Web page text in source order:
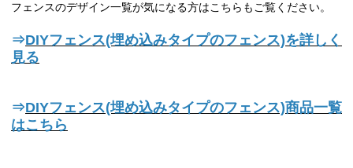
フェンスのデザイン一覧が気になる方はこちらもご覧ください。
⇒DIYフェンス(埋め込みタイプのフェンス)を詳しく
見る
⇒DIYフェンス(埋め込みタイプのフェンス)商品一覧
はこちら